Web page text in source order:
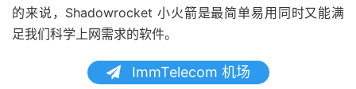
的来说，Shadowrocket 小火箭是最简单易用同时又能满
足我们科学上网需求的软件。
ImmTelecom 机场